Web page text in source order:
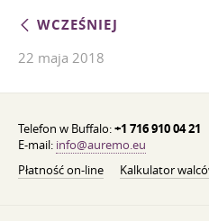
WCZEŚNIEJ
22 maja 2018
Telefon w Buffalo:+1 716 910 04 21
E-mail: info@auremo.eu
Płatność on-line
Kalkulator